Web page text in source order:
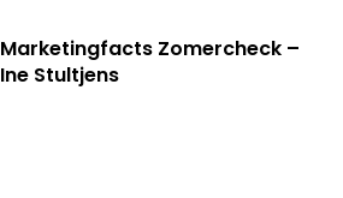
Marketingfacts Zomercheck –
Ine Stultjens